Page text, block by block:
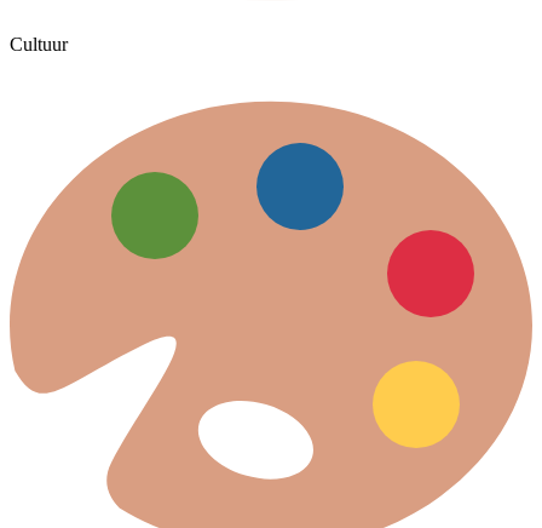
Cultuur